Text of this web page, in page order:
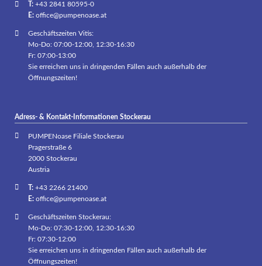
T:+43 2841 80595-0
E: office@pumpenoase.at
Geschäftszeiten Vitis:
Mo-Do: 07:00-12:00, 12:30-16:30
Fr: 07:00-13:00
Sie erreichen uns in dringenden Fällen auch außerhalb der
Öffnungszeiten!
Adress- & Kontakt-Informationen Stockerau
PUMPENoase Filiale Stockerau
Pragerstraße 6
2000 Stockerau
Austria
T:+43 2266 21400
E: office@pumpenoase.at
Geschäftszeiten Stockerau:
Mo-Do: 07:30-12:00, 12:30-16:30
Fr: 07:30-12:00
Sie erreichen uns in dringenden Fällen auch außerhalb der
Öffnungszeiten!